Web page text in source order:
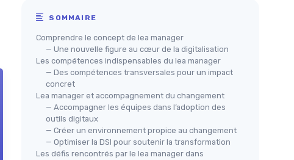
SOMMAIRE
Comprendre le concept de lea manager
— Une nouvelle figure au cœur de la digitalisation
Les compétences indispensables du lea manager
— Des compétences transversales pour un impact
concret
Lea manager et accompagnement du changement
— Accompagner les équipes dans l’adoption des
outils digitaux
— Créer un environnement propice au changement
— Optimiser la DSI pour soutenir la transformation
Les défis rencontrés par le lea manager dans